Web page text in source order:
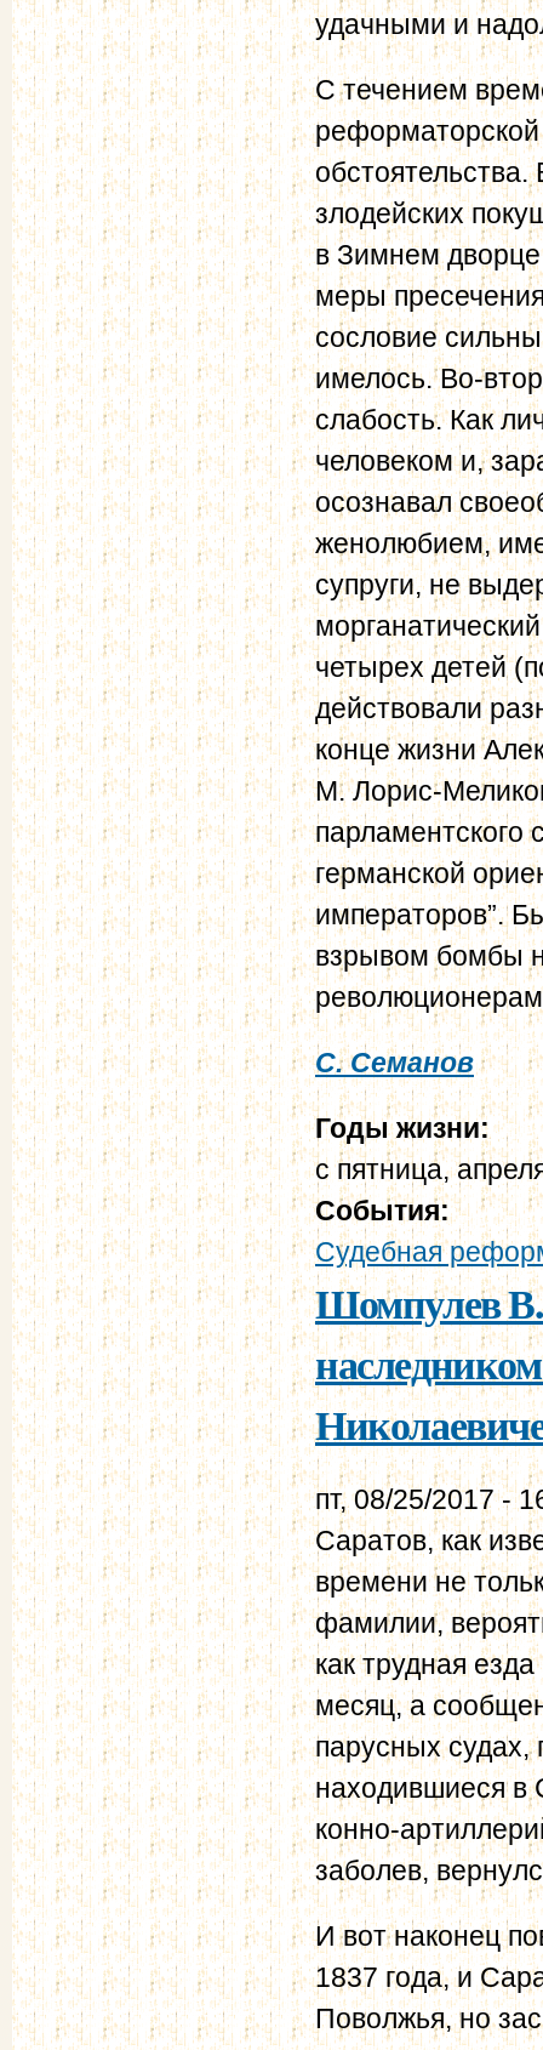
удачными и
С течением
реформаторской
злодейских
в Зимнем
меры
сословие
имелось. Во-
слабость. Как
человеком и,
осознавал
женолюбием,
супруги, не
четырех детей
действовали
конце жизни
М. Лорис-
парламентского
германской
императоров”.
взрывом бомбы
С. Семанов
Годы жизни:
спятница,
События:
Судебная
Шомпулев
пт, 08/25/2017 -
Саратов, как
времени не
фамилии,
как трудная
месяц, а
парусных судах,
находившиеся в
конно-
заболев,
И вот наконец
1837 года, и
Поволжья, но